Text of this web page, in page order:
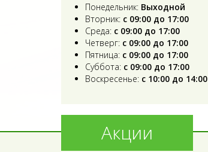
Понедельник: Выходной
Вторник: с 09:00 до 17:00
Среда: с 09:00 до 17:00
Четверг: с 09:00 до 17:00
Пятница: с 09:00 до 17:00
Суббота: с 09:00 до 17:00
Воскресенье: с 10:00 до 14:00
Акции